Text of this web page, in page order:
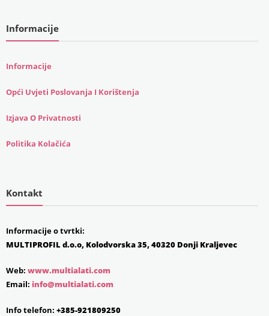
Informacije
Informacije
Opći Uvjeti Poslovanja I Korištenja
Izjava O Privatnosti
Politika Kolačića
Kontakt
Informacije o tvrtki:
MULTIPROFIL d.o.o, Kolodvorska 35, 40320 Donji Kraljevec
Web: www.multialati.com
Email: info@multialati.com
Info telefon: +385-921809250